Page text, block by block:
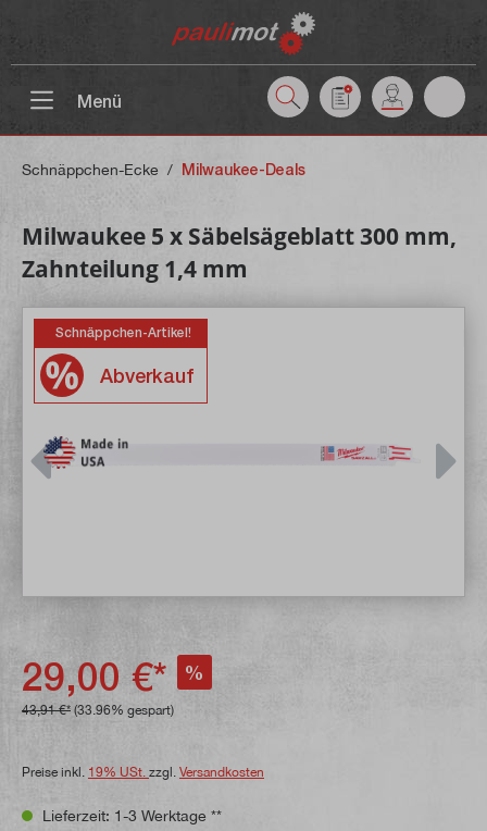
Menü
Schnäppchen-Ecke / Milwaukee-Deals
Milwaukee 5 x Säbelsägeblatt 300 mm,
Zahnteilung 1,4 mm
Schnäppchen-Artikel!
Abverkauf
29,00 €* %
43,91 €* (33.96% gespart)
Preise inkl. 19% USt. zzgl. Versandkosten
Lieferzeit: 1-3 Werktage **